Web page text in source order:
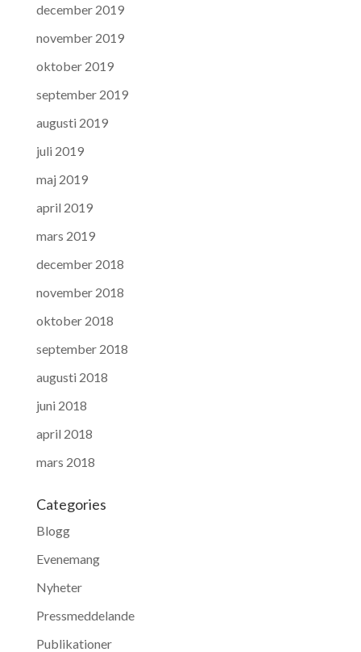
december 2019
november 2019
oktober 2019
september 2019
augusti 2019
juli 2019
maj 2019
april 2019
mars 2019
december 2018
november 2018
oktober 2018
september 2018
augusti 2018
juni 2018
april 2018
mars 2018
Categories
Blogg
Evenemang
Nyheter
Pressmeddelande
Publikationer